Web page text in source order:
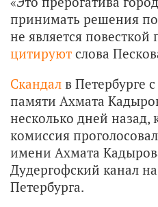
принимать решения
не является повесткой
цитируют слова
Скандал в Петербурге
памяти Ахмата
несколько дней назад,
комиссия
имени Ахмата
Дудергофский канал
Петербурга.